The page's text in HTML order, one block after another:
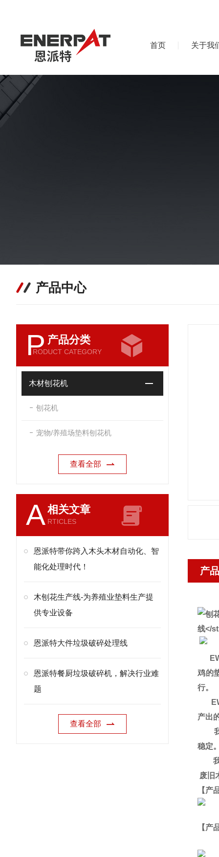
首页 关于我
产品中心
P 产品分类
RODUCT CATEGORY
木材刨花机
刨花机
宠物/养殖场垫料刨花机
查看全部
A相关文章
RTICLES
恩派特带你跨入木头木材自动化、智
能化处理时代！
木刨花生产线-为养殖业垫料生产提
供专业设备
恩派特大件垃圾破碎处理线
恩派特餐厨垃圾破碎机，解决行业难
题
查看全部
产
鸡的
行。
产出
我
稳定
我
废旧
【产
【产